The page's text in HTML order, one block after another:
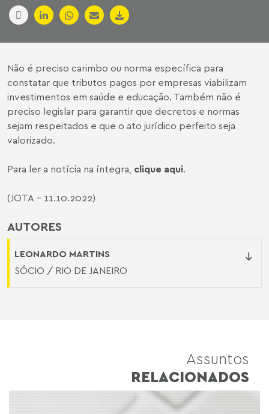
AUTORES
LEONARDO MARTINS
SÓCIO / RIO DE JANEIRO
Não é preciso carimbo ou norma específica para
constatar que tributos pagos por empresas viabilizam
investimentos em saúde e educação. Também não é
preciso legislar para garantir que decretos e normas
sejam respeitados e que o ato jurídico perfeito seja
valorizado.
Para ler a notícia na íntegra, clique aqui.
(JOTA - 11.10.2022)
Assuntos
RELACIONADOS